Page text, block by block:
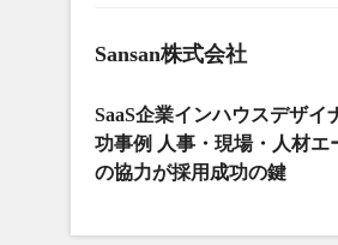
Sansan株式会社
SaaS企業インハウスデザイ
功事例 人事・現場・人材エ
の協力が採用成功の鍵